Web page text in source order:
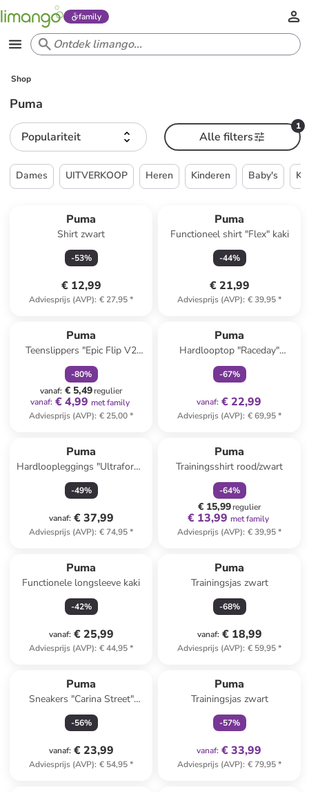
family
Shop
Puma
Populariteit
1
Alle filters
Dames UITVERKOOP Heren Kinderen Baby's
Puma
Shirt zwart
-53%
€ 12,99
Adviesprijs (AVP): € 27,95*
Puma
Functioneel shirt "Flex" kaki
-44%
€ 21,99
Adviesprijs (AVP): € 39,95*
Puma
Teenslippers "Epic Flip V2
Power" zwart/geel
-80%
vanaf: € 5,49regulier
vanaf: € 4,99 met family
Adviesprijs (AVP): € 25,00*
Puma
Hardlooptop "Raceday"
turquoise
-67%
vanaf: € 22,99
Adviesprijs (AVP): € 69,95*
Puma
Hardloopleggings "Ultraform"
zwart
-49%
vanaf: € 37,99
Adviesprijs (AVP): € 74,95*
Puma
Trainingsshirt rood/zwart
-64%
€ 15,99regulier
€ 13,99 met family
Adviesprijs (AVP): € 39,95*
Puma
Functionele longsleeve kaki
-42%
vanaf: € 25,99
Adviesprijs (AVP): € 44,95*
Puma
Trainingsjas zwart
-68%
vanaf: € 18,99
Adviesprijs (AVP): € 59,95*
Puma
Sneakers "Carina Street"
wit/zwart/grijs
-56%
vanaf: € 23,99
Adviesprijs (AVP): € 54,95*
Puma
Trainingsjas zwart
-57%
vanaf: € 33,99
Adviesprijs (AVP): € 79,95*